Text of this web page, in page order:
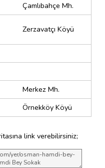
Çamlıbahçe Mh.
Zerzavatçı Köyü
Merkez Mh.
Örnekköy Köyü
link verebilirsiniz;